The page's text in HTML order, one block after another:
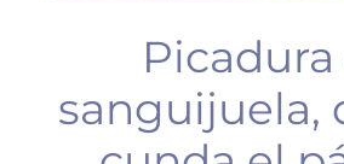
Picadura
sanguijuela,